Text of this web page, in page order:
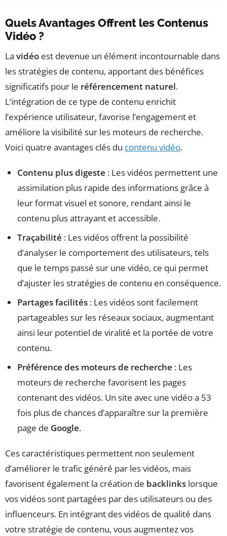
Quels Avantages Offrent les Contenus
Vidéo ?
La vidéo est devenue un élément incontournable dans
les stratégies de contenu, apportant des bénéfices
significatifs pour le référencement naturel.
L’intégration de ce type de contenu enrichit
l’expérience utilisateur, favorise l’engagement et
améliore la visibilité sur les moteurs de recherche.
Voici quatre avantages clés du contenu vidéo.
Contenu plus digeste : Les vidéos permettent une
assimilation plus rapide des informations grâce à
leur format visuel et sonore, rendant ainsi le
contenu plus attrayant et accessible.
Traçabilité : Les vidéos offrent la possibilité
d’analyser le comportement des utilisateurs, tels
que le temps passé sur une vidéo, ce qui permet
d’ajuster les stratégies de contenu en conséquence.
Partages facilités : Les vidéos sont facilement
partageables sur les réseaux sociaux, augmentant
ainsi leur potentiel de viralité et la portée de votre
contenu.
Préférence des moteurs de recherche : Les
moteurs de recherche favorisent les pages
contenant des vidéos. Un site avec une vidéo a 53
fois plus de chances d’apparaître sur la première
page de Google.
Ces caractéristiques permettent non seulement
d’améliorer le trafic généré par les vidéos, mais
favorisent également la création de backlinks lorsque
vos vidéos sont partagées par des utilisateurs ou des
influenceurs. En intégrant des vidéos de qualité dans
votre stratégie de contenu, vous augmentez vos